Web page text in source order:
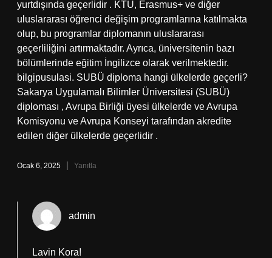
yurtdışında geçerlidir . KTÜ, Erasmus+ ve diğer
uluslararası öğrenci değişim programlarına katılmakta
olup, bu programlar diplomanın uluslararası
geçerliliğini artırmaktadır. Ayrıca, üniversitenin bazı
bölümlerinde eğitim İngilizce olarak verilmektedir.
bilgipusulasi. SUBÜ diploma hangi ülkelerde geçerli?
Sakarya Uygulamalı Bilimler Üniversitesi (SUBÜ)
diploması , Avrupa Birliği üyesi ülkelerde ve Avrupa
Komisyonu ve Avrupa Konseyi tarafından akredite
edilen diğer ülkelerde geçerlidir .
Ocak 6, 2025 Yanıtla
admin
Lavin Kora!